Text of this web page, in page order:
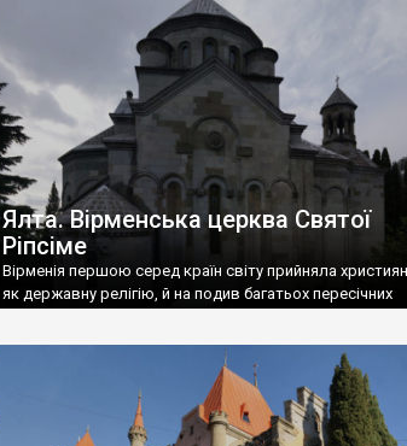
називаються «повстяками» (postaki)…” “Вино. Крим
виробляє відмінне вино і його вдосталь: воно все
легке біле і дуже […]
Ялта. Вірменська церква Святої
Ріпсіме
Вірменія першою серед країн світу прийняла
як державну релігію, й на подив багатьох пересічних